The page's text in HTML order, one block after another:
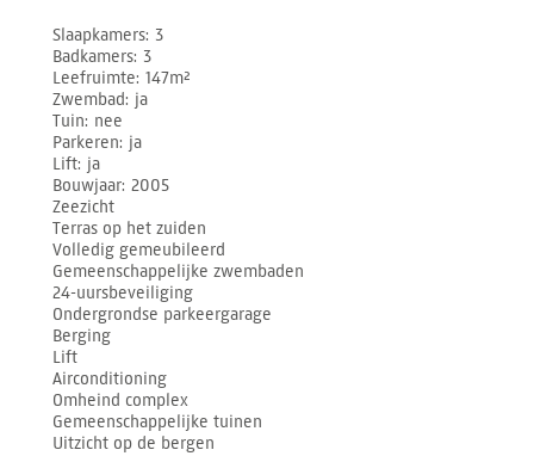
Slaapkamers 3
Badkamers 3
Leefruimte 147m²
Zwembad ja
Tuin nee
Parkeren ja
Lift ja
Bouwjaar 2005
Zeezicht
Terras op het zuiden
Volledig gemeubileerd
Gemeenschappelijke zwembaden
24-uursbeveiliging
Ondergrondse parkeergarage
Berging
Lift
Airconditioning
Omheind complex
Gemeenschappelijke tuinen
Uitzicht op de bergen